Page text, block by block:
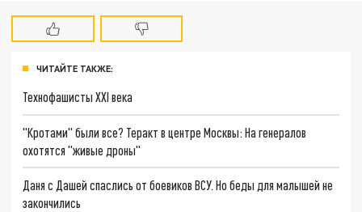
ЧИТАЙТЕ ТАКЖЕ:
Технофашисты XXI века
"Кротами" были все? Теракт в центре Москвы: На генералов
охотятся "живые дроны"
Даня с Дашей спаслись от боевиков ВСУ. Но беды для малышей не
закончились